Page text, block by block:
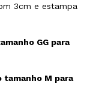
3cm e estampa
GG para
tamanho M para